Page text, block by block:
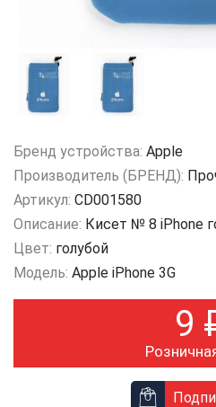
Бренд устройства: Apple
Производитель (БРЕНД):
Артикул: CD001580
Описание: Кисет № 8 iPhone
Цвет: голубой
Модель: Apple iPhone 3G
9